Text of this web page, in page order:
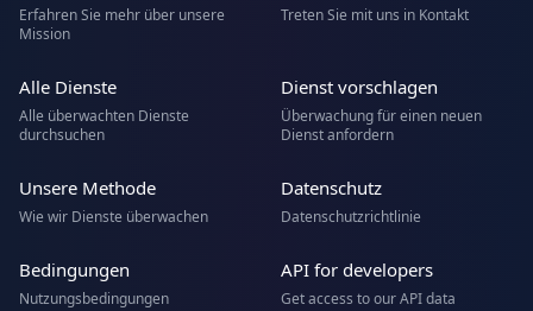
Erfahren Sie mehr über unsere
Mission
Treten Sie mit uns in Kontakt
Alle Dienste
Alle überwachten Dienste
durchsuchen
Dienst vorschlagen
Überwachung für einen neuen
Dienst anfordern
Unsere Methode
Wie wir Dienste überwachen
Datenschutz
Datenschutzrichtlinie
Bedingungen
Nutzungsbedingungen
API for developers
Get access to our API data